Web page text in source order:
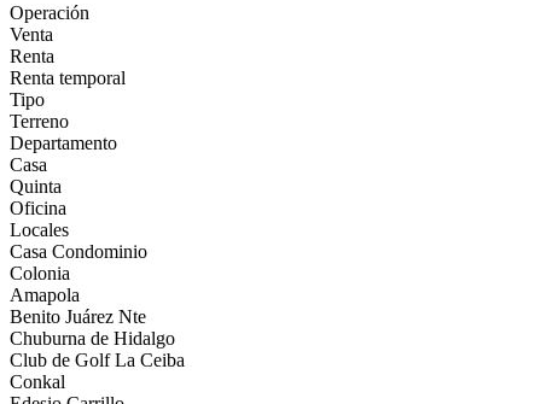
Operación
Venta
Renta
Renta temporal
Tipo
Terreno
Departamento
Casa
Quinta
Oficina
Locales
Casa Condominio
Colonia
Amapola
Benito Juárez Nte
Chuburna de Hidalgo
Club de Golf La Ceiba
Conkal